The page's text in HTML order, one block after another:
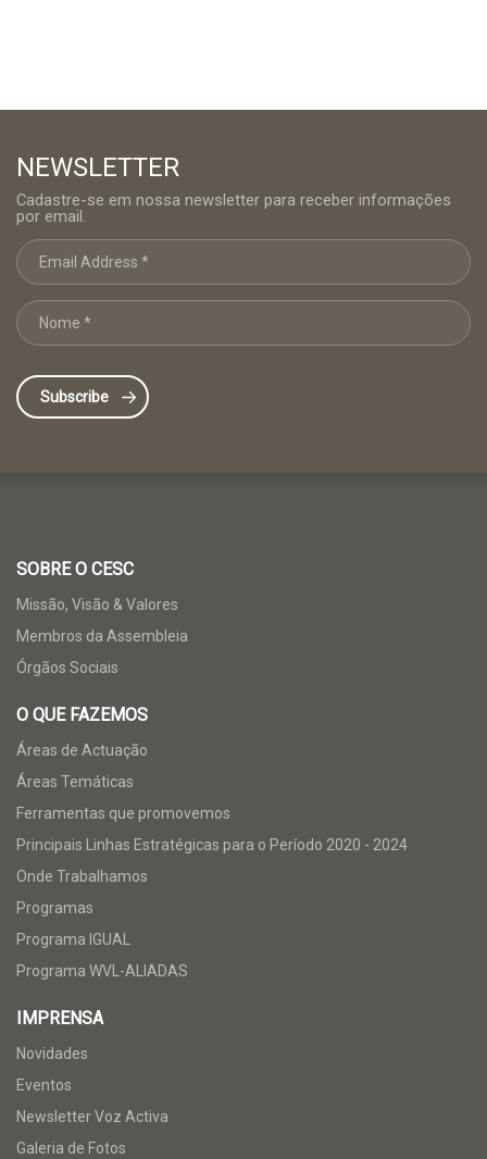
NEWSLETTER
Cadastre-se em nossa newsletter para receber informações
por email.
SOBRE O CESC
Missão, Visão & Valores
Membros da Assembleia
Órgãos Sociais
O QUE FAZEMOS
Áreas de Actuação
Áreas Temáticas
Ferramentas que promovemos
Principais Linhas Estratégicas para o Período 2020 - 2024
Onde Trabalhamos
Programas
Programa IGUAL
Programa WVL-ALIADAS
IMPRENSA
Novidades
Eventos
Newsletter Voz Activa
Galeria de Fotos